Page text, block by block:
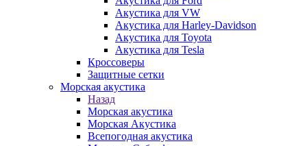
Акустика для VW
Акустика для Harley-Davidson
Акустика для Toyota
Акустика для Tesla
Кроссоверы
Защитные сетки
Морская акустика
Назад
Морская акустика
Морская Акустика
Всепогодная акустика